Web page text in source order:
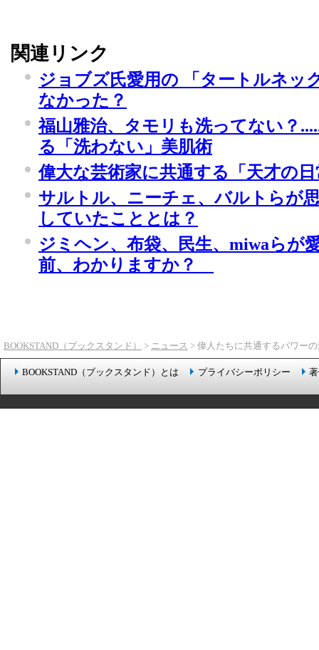
関連リンク
ジョブズ氏愛用の 「タートルネ
なかった？
福山雅治、タモリも洗ってない？
る「洗わない」美肌術
偉大な芸術家に共通する「天才の
サルトル、ニーチェ、バルトらが
していたこととは？
ジミヘン、布袋、民生、miwaらが
前、わかりますか？
BOOKSTAND（ブックスタンド） > ニュース > 偉人たちに共通するパワー
BOOKSTAND（ブックスタンド）とは プライバシーポリシー